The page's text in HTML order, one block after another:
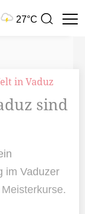
27°C
Suchbegriff
in Vaduz
sind
im Vaduzer